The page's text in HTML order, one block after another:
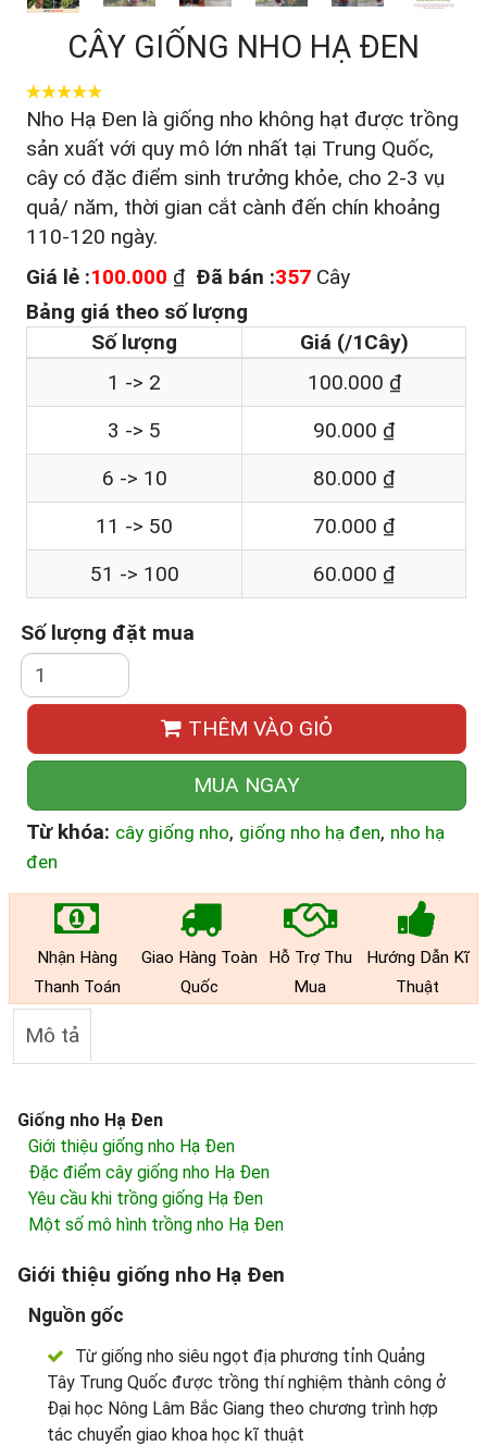
CÂY GIỐNG NHO HẠ ĐEN
Nho Hạ Đen là giống nho không hạt được trồng
sản xuất với quy mô lớn nhất tại Trung Quốc,
cây có đặc điểm sinh trưởng khỏe, cho 2-3 vụ
quả/ năm, thời gian cắt cành đến chín khoảng
110-120 ngày.
Giá lẻ :100.000 ₫ Đã bán :357 Cây
Bảng giá theo số lượng
Số lượng
Giá (/1Cây)
1 -> 2
100.000 ₫
3 -> 5
90.000 ₫
6 -> 10
80.000 ₫
11 -> 50
70.000 ₫
51 -> 100
60.000 ₫
Số lượng đặt mua
THÊM VÀO GIỎ
MUA NGAY
Từ khóa: cây giống nho, giống nho hạ đen, nho hạ
đen
Nhận Hàng
Thanh Toán
Giao Hàng Toàn
Quốc
Hỗ Trợ Thu
Mua
Hướng Dẫn Kĩ
Thuật
Mô tả
Giống nho Hạ Đen
Giới thiệu giống nho Hạ Đen
Đặc điểm cây giống nho Hạ Đen
Yêu cầu khi trồng giống Hạ Đen
Một số mô hình trồng nho Hạ Đen
Giới thiệu giống nho Hạ Đen
Nguồn gốc
Từ giống nho siêu ngọt địa phương tỉnh Quảng
Tây Trung Quốc được trồng thí nghiệm thành công ở
Đại học Nông Lâm Bắc Giang theo chương trình hợp
tác chuyển giao khoa học kĩ thuật